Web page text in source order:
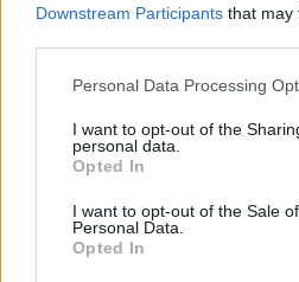
Downstream Participants that may
Personal Data Processing
I want to opt-out of the
personal data.
Opted In
I want to opt-out of the Sale
Personal Data.
Opted In
υπεύθυνος και αναλαμβάνω την
Ελληνική Αναπτυξιακή Τράπεζα: Με
δρόμο για δάνεια έως 5 δισ. σε